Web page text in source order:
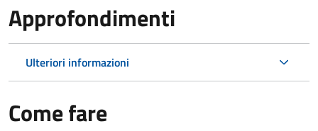
Approfondimenti
Ulteriori informazioni
Come fare